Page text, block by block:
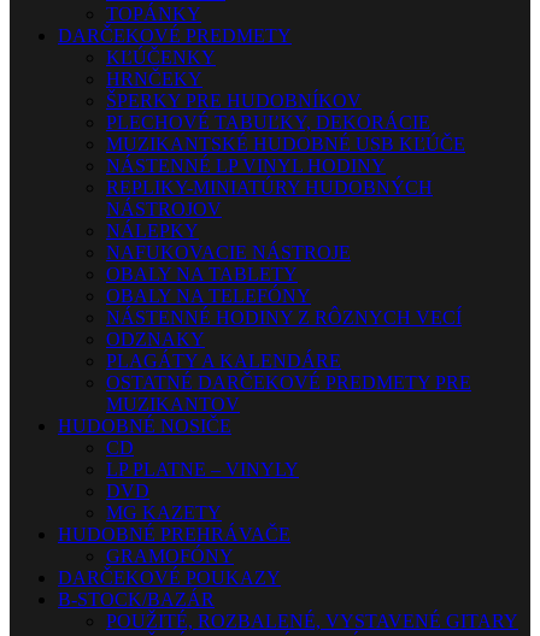
TOPÁNKY
DARČEKOVÉ PREDMETY
KĽÚČENKY
HRNČEKY
ŠPERKY PRE HUDOBNÍKOV
PLECHOVÉ TABUĽKY, DEKORÁCIE
MUZIKANTSKÉ HUDOBNÉ USB KĽÚČE
NÁSTENNÉ LP VINYL HODINY
REPLIKY-MINIATÚRY HUDOBNÝCH
NÁSTROJOV
NÁLEPKY
NAFUKOVACIE NÁSTROJE
OBALY NA TABLETY
OBALY NA TELEFÓNY
NÁSTENNÉ HODINY Z RÔZNYCH VECÍ
ODZNAKY
PLAGÁTY A KALENDÁRE
OSTATNÉ DARČEKOVÉ PREDMETY PRE
MUZIKANTOV
HUDOBNÉ NOSIČE
CD
LP PLATNE – VINYLY
DVD
MG KAZETY
HUDOBNÉ PREHRÁVAČE
GRAMOFÓNY
DARČEKOVÉ POUKAZY
B-STOCK/BAZÁR
POUŽITÉ, ROZBALENÉ, VYSTAVENÉ GITARY